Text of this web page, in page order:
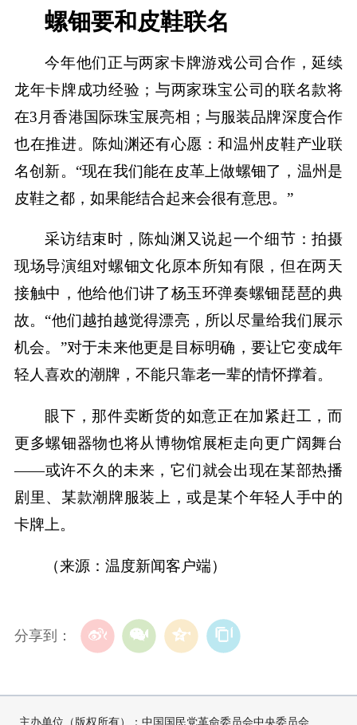
螺钿要和皮鞋联名
今年他们正与两家卡牌游戏公司合作，延续
龙年卡牌成功经验；与两家珠宝公司的联名款将
在3月香港国际珠宝展亮相；与服装品牌深度合作
也在推进。陈灿渊还有心愿：和温州皮鞋产业联
名创新。“现在我们能在皮革上做螺钿了，温州是
皮鞋之都，如果能结合起来会很有意思。”
采访结束时，陈灿渊又说起一个细节：拍摄
现场导演组对螺钿文化原本所知有限，但在两天
接触中，他给他们讲了杨玉环弹奏螺钿琵琶的典
故。“他们越拍越觉得漂亮，所以尽量给我们展示
机会。”对于未来他更是目标明确，要让它变成年
轻人喜欢的潮牌，不能只靠老一辈的情怀撑着。
眼下，那件卖断货的如意正在加紧赶工，而
更多螺钿器物也将从博物馆展柜走向更广阔舞台
——或许不久的未来，它们就会出现在某部热播
剧里、某款潮牌服装上，或是某个年轻人手中的
卡牌上。
（来源：温度新闻客户端）
分享到：
主办单位（版权所有）：中国国民党革命委员会中央委员会